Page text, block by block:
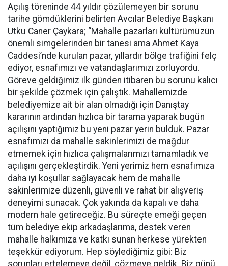
Açılış töreninde 44 yıldır çözülemeyen bir sorunu
tarihe gömdüklerini belirten Avcılar Belediye Başkanı
Utku Caner Çaykara; “Mahalle pazarları kültürümüzün
önemli simgelerinden bir tanesi ama Ahmet Kaya
Caddesi’nde kurulan pazar, yıllardır bölge trafiğini felç
ediyor, esnafımızı ve vatandaşlarımızı zorluyordu.
Göreve geldiğimiz ilk günden itibaren bu sorunu kalıcı
bir şekilde çözmek için çalıştık. Mahallemizde
belediyemize ait bir alan olmadığı için Danıştay
kararının ardından hızlıca bir tarama yaparak bugün
açılışını yaptığımız bu yeni pazar yerin bulduk. Pazar
esnafımızı da mahalle sakinlerimizi de mağdur
etmemek için hızlıca çalışmalarımızı tamamladık ve
açılışını gerçekleştirdik. Yeni yerimiz hem esnafımıza
daha iyi koşullar sağlayacak hem de mahalle
sakinlerimize düzenli, güvenli ve rahat bir alışveriş
deneyimi sunacak. Çok yakında da kapalı ve daha
modern hale getireceğiz. Bu süreçte emeği geçen
tüm belediye ekip arkadaşlarıma, destek veren
mahalle halkımıza ve katkı sunan herkese yürekten
teşekkür ediyorum. Hep söylediğimiz gibi: Biz